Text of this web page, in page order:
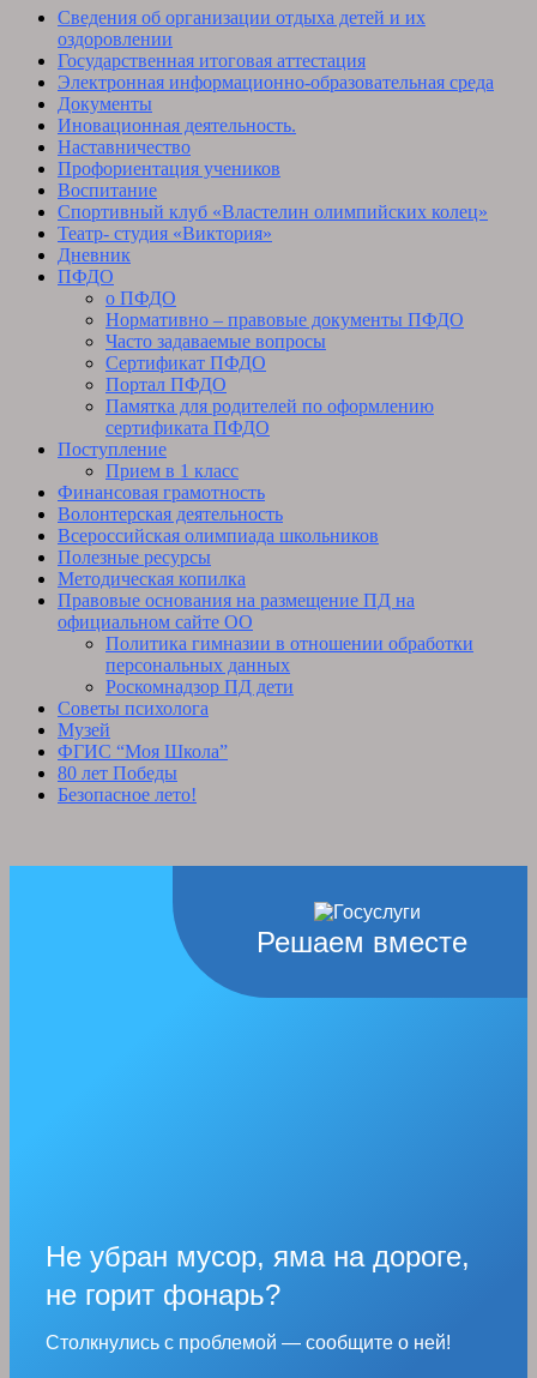
Сведения об организации отдыха детей и их
оздоровлении
Государственная итоговая аттестация
Электронная информационно-образовательная среда
Документы
Иновационная деятельность.
Наставничество
Профориентация учеников
Воспитание
Спортивный клуб «Властелин олимпийских колец»
Театр- студия «Виктория»
Дневник
ПФДО
о ПФДО
Нормативно – правовые документы ПФДО
Часто задаваемые вопросы
Сертификат ПФДО
Портал ПФДО
Памятка для родителей по оформлению
сертификата ПФДО
Поступление
Прием в 1 класс
Финансовая грамотность
Волонтерская деятельность
Всероссийская олимпиада школьников
Полезные ресурсы
Методическая копилка
Правовые основания на размещение ПД на
официальном сайте ОО
Политика гимназии в отношении обработки
персональных данных
Роскомнадзор ПД дети
Советы психолога
Музей
ФГИС “Моя Школа”
80 лет Победы
Безопасное лето!
Решаем вместе
Не убран мусор, яма на дороге,
не горит фонарь?
Столкнулись с проблемой — сообщите о ней!